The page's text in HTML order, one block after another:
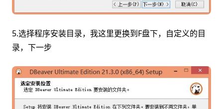
5.选择程序安装目录，我这里更换到F盘下，自定义的目
录，下一步